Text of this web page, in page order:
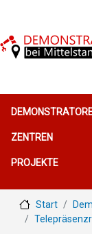
ZENTREN
PROJEKTE
Start